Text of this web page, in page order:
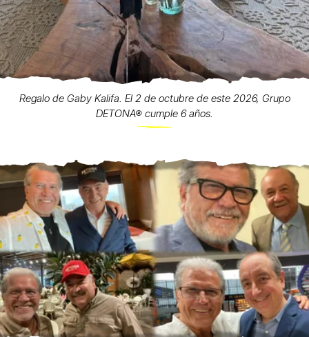
Regalo de Gaby Kalifa. El 2 de octubre de este 2026, Grupo
DETONA® cumple 6 años.